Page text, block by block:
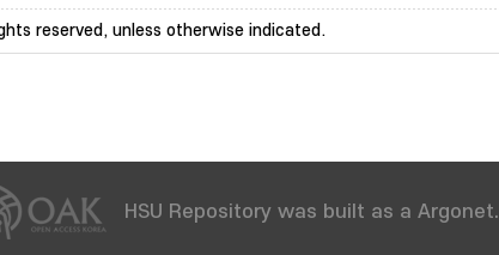
reserved, unless otherwise indicated.
HSU Repository was built as a Argonet.